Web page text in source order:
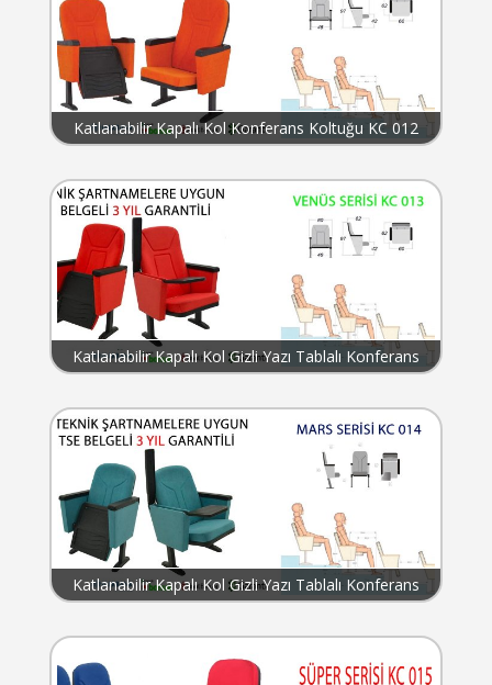
Katlanabilir Kapalı Kol Konferans Koltuğu KC 012
Katlanabilir Kapalı Kol Gizli Yazı Tablalı Konferans
Katlanabilir Kapalı Kol Gizli Yazı Tablalı Konferans